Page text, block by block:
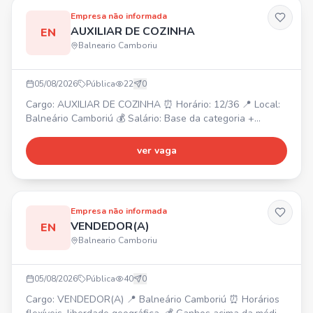
EN
Empresa não informada
AUXILIAR DE COZINHA
Balneario Camboriu
05/08/2026 Pública 22 0
Cargo: AUXILIAR DE COZINHA ⏰ Horário: 12/36 📍 Local:
Balneário Camboriú 💰 Salário: Base da categoria +
WhatsApp.
ver vaga
EN
Empresa não informada
VENDEDOR(A)
Balneario Camboriu
05/08/2026 Pública 40 0
Cargo: VENDEDOR(A) 📍 Balneário Camboriú ⏰ Horários